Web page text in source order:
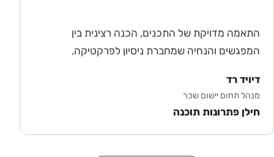
התאמה מדויקת של התכנים, הכנה רצינית בין
המפגשים והנחיה שמחברת ניסיון לפרקטיקה.
דיויד רד
מנהל תחום יישום שכר
חילן פתרונות תוכנה